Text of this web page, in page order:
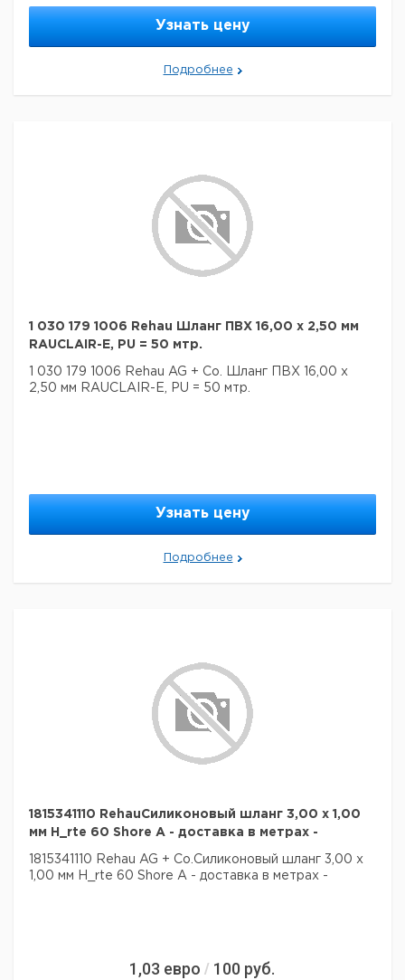
Узнать цену
Подробнее
1 030 179 1006 Rehau Шланг ПВХ 16,00 x 2,50 мм
RAUCLAIR-E, PU = 50 мтр.
1 030 179 1006 Rehau AG + Co. Шланг ПВХ 16,00 x
2,50 мм RAUCLAIR-E, PU = 50 мтр.
Узнать цену
Подробнее
1815341110 RehauСиликоновый шланг 3,00 x 1,00
мм H_rte 60 Shore A - доставка в метрах -
1815341110 Rehau AG + Co.Силиконовый шланг 3,00 x
1,00 мм H_rte 60 Shore A - доставка в метрах -
1,03 евро / 100 руб.